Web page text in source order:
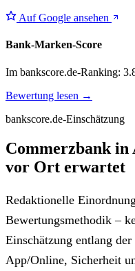
Auf Google ansehen
Bank-Marken-Score
Im bankscore.de-Ranking:
Bewertung lesen →
bankscore.de-Einschätzung
Commerzbank in
vor Ort erwartet
Redaktionelle
Bewertungsmethodik –
Einschätzung entlang
App/Online, Sicherheit